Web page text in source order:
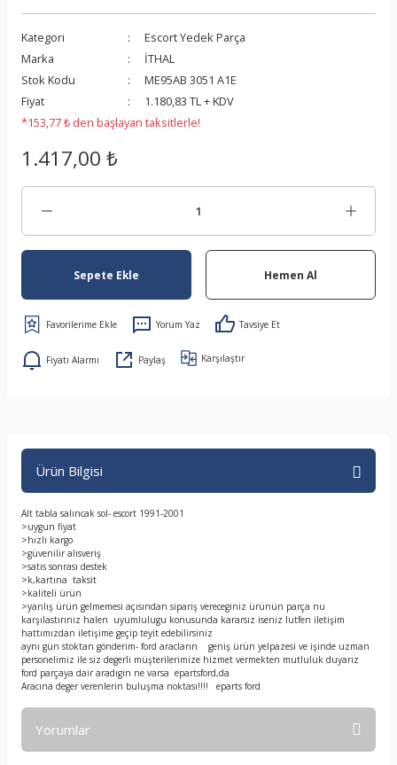
Kategori
Escort Yedek Parça
Marka
İTHAL
Stok Kodu
ME95AB 3051 A1E
Fiyat
1.180,83 TL + KDV
*153,77 ₺ den başlayan taksitlerle!
1.417,00 ₺
Sepete Ekle Hemen Al
Yorum Yaz Tavsiye Et
Fiyatı Alarmı Paylaş Karşılaştır
Ürün Bilgisi
Alt tabla salıncak sol- escort 1991-2001
>uygun fiyat
>hızlı kargo
>güvenilir alısveriş
>satıs sonrası destek
>k,kartına taksit
>kaliteli ürün
>yanlış ürün gelmemesi açısından sipariş vereceginiz ürünün parça nu
karşılastırınız halen uyumlulugu konusunda kararsız iseniz lutfen iletişim
hattımızdan iletişime geçip teyit edebilirsiniz
aynı gün stoktan gönderim- ford aracların geniş ürün yelpazesi ve işinde uzman
personelimiz ile siz degerli müşterilerimize hizmet vermekten mutluluk duyarız
ford parçaya dair aradıgın ne varsa epartsford,da
Aracına deger verenlerin buluşma noktası!!!! eparts ford
Yorumlar